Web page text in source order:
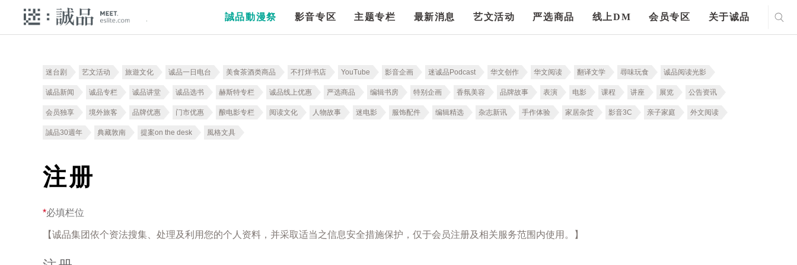
誠品動漫祭 影音专区 主题专栏 最新消息 艺文活动 严选商品 线上DM 会员专区 关于诚品
迷台剧 艺文活动 旅遊文化 诚品一日电台 美食茶酒类商品 不打烊书店 YouTube 影音企画 迷诚品Podcast 华文创作 华文阅读 翻译文学 尋味玩食 诚品阅读光影
诚品新闻 诚品专栏 诚品讲堂 诚品选书 赫斯特专栏 诚品线上优惠 严选商品 编辑书房 特别企画 香氛美容 品牌故事 表演 电影 课程 讲座 展览 公告资讯
会员独享 境外旅客 品牌优惠 门市优惠 酿电影专栏 阅读文化 人物故事 迷电影 服饰配件 编辑精选 杂志新讯 手作体验 家居杂货 影音3C 亲子家庭 外文阅读
誠品30週年 典藏敦南 提案on the desk 風格文具
注册
*必填栏位
【诚品集团依个资法搜集、处理及利用您的个人资料，并采取适当之信息安全措施保护，仅于会员注册及相关服务范围内使用。】